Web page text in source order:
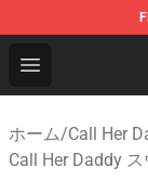
Open menu
Call Her
ホーム/Call Her
Call Her Daddy